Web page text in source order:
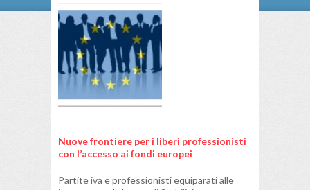
Nuove frontiere per i liberi professionisti
con l’accesso ai fondi europei
Partite iva e professionisti equiparati alle